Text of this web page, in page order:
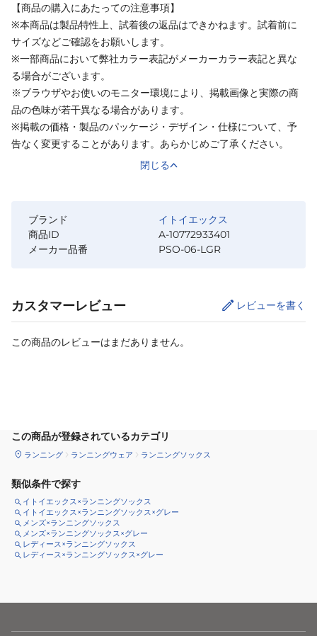
【商品の購入にあたっての注意事項】
※本商品は製品特性上、試着後の返品はできかねます。試着前に
サイズなどご確認をお願いします。
※一部商品において弊社カラー表記がメーカーカラー表記と異な
る場合がございます。
※ブラウザやお使いのモニター環境により、掲載画像と実際の商
品の色味が若干異なる場合があります。
※掲載の価格・製品のパッケージ・デザイン・仕様について、予
告なく変更することがあります。あらかじめご了承ください。
閉じる
ブランド
イトイエックス
商品ID
A-10772933401
メーカー品番
PSO-06-LGR
カスタマーレビュー レビューを書く
この商品のレビューはまだありません。
この商品が登録されているカテゴリ
ランニング ランニングウェア ランニングソックス
類似条件で探す
イトイエックス×ランニングソックス
イトイエックス×ランニングソックス×グレー
メンズ×ランニングソックス
メンズ×ランニングソックス×グレー
レディース×ランニングソックス
レディース×ランニングソックス×グレー